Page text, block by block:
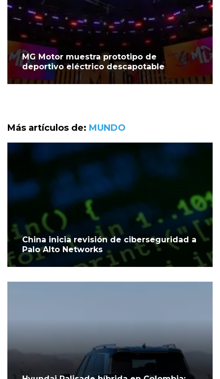
MG Motor muestra prototipo de
deportivo eléctrico descapotable
Más artículos de: MUNDO
China inicia revisión de ciberseguridad a
Palo Alto Networks